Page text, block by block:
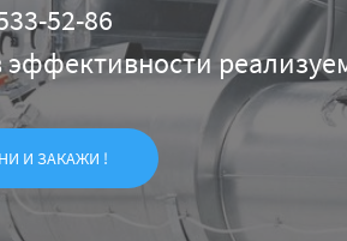
52-86
реализуемых
И ЗАКАЖИ !